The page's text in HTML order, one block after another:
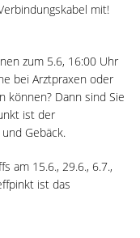
mit!
zum 5.6, 16:00 Uhr
bei Arztpraxen oder
können? Dann sind Sie
ist der
Gebäck.
am 15.6., 29.6., 6.7.,
ist das